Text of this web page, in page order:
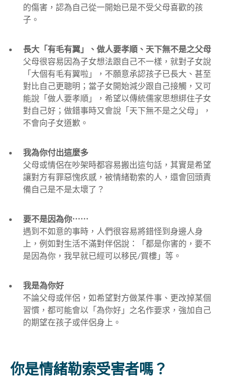
的傷害，認為自己從一開始已是不受父母喜歡的孩
子。
長大「有毛有翼」、做人要孝順、天下無不是之父母
父母很容易因為子女想法跟自己不一樣，就對子女說
「大個有毛有翼啦」，不願意承認孩子已長大、甚至
對比自己更聰明；當子女開始減少跟自己接觸，又可
能說「做人要孝順」，希望以傳統儒家思想綁住子女
對自己好；做錯事時又會說「天下無不是之父母」，
不會向子女道歉。
我為你付出這麼多
父母或情侶在吵架時都容易搬出這句話，其實是希望
讓對方有罪惡愧疚感，被情緒勒索的人，還會回頭責
備自己是不是太壞了？
要不是因為你⋯⋯
遇到不如意的事時，人們很容易將錯怪到身邊人身
上，例如對生活不滿對伴侶說：「都是你害的，要不
是因為你，我早就已經可以移民/買樓」等。
我是為你好
不論父母或伴侶，如希望對方做某件事、更改掉某個
習慣，都可能會以「為你好」之名作要求，強加自己
的期望在孩子或伴侶身上。
你是情緒勒索受害者嗎？